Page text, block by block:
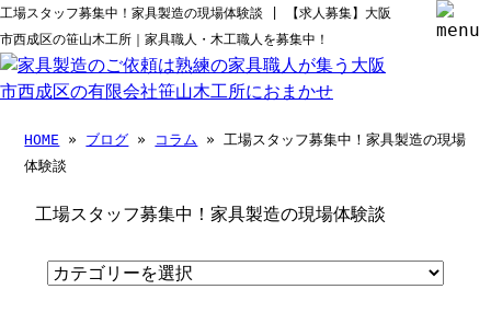
工場スタッフ募集中！家具製造の現場体験談 | 【求人募集】大阪
市西成区の笹山木工所｜家具職人・木工職人を募集中！
HOME » ブログ » コラム » 工場スタッフ募集中！家具製造の現場
体験談
工場スタッフ募集中！家具製造の現場体験談